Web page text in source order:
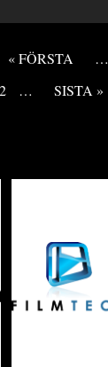
« FÖRSTA …
… SISTA »